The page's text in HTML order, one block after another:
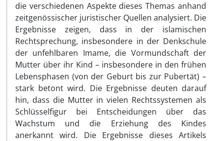
die verschiedenen Aspekte dieses Themas anhand
zeitgenössischer juristischer Quellen analysiert. Die
Ergebnisse zeigen, dass in der islamischen
Rechtsprechung, insbesondere in der Denkschule
der unfehlbaren Imame, die Vormundschaft der
Mutter über ihr Kind – insbesondere in den frühen
Lebensphasen (von der Geburt bis zur Pubertät) –
stark betont wird. Die Ergebnisse deuten darauf
hin, dass die Mutter in vielen Rechtssystemen als
Schlüsselfigur bei Entscheidungen über das
Wachstum und die Erziehung des Kindes
anerkannt wird. Die Ergebnisse dieses Artikels